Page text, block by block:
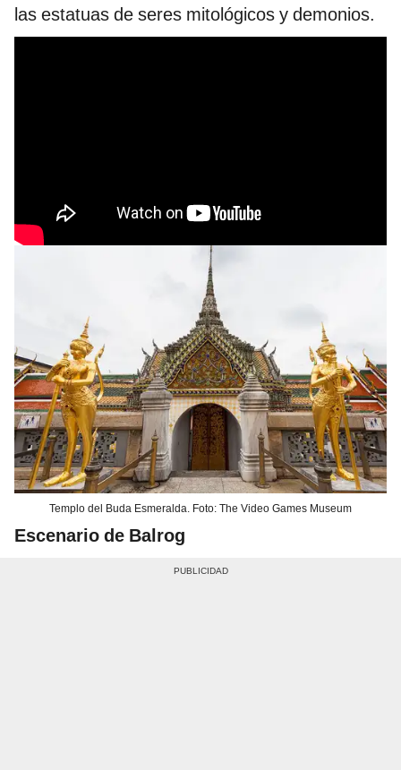
las estatuas de seres mitológicos y demonios.
Templo del Buda Esmeralda. Foto: The Video Games Museum
Escenario de Balrog